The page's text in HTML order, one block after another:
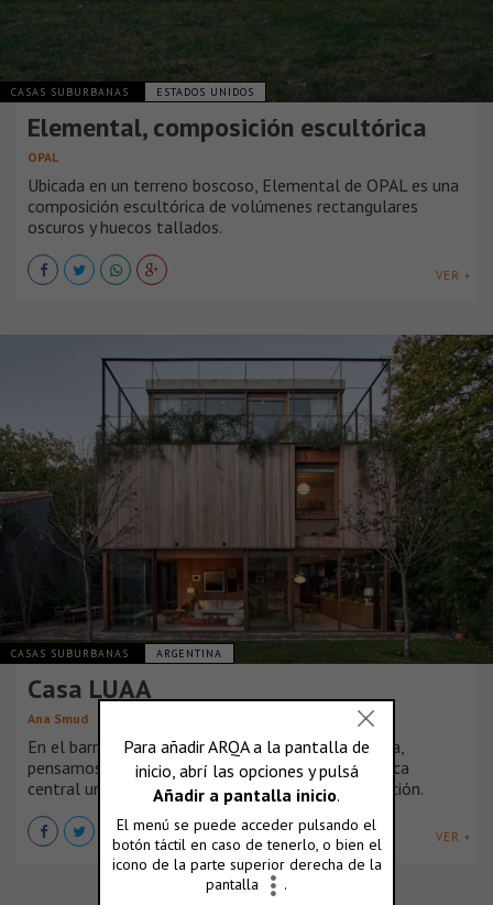
CASAS SUBURBANAS ESTADOS UNIDOS
Elemental, composición escultórica
OPAL
Ubicada en un terreno boscoso, Elemental de OPAL es una
composición escultórica de volúmenes rectangulares
oscuros y huecos tallados.
VER +
CASAS SUBURBANAS ARGENTINA
Casa LUAA
Ana Smud
En el barrio residencial de Vicente Lopez, Argentina,
pensamos una casa que tuviera como característica
central un vínculo fluido con el jardín y su vegetación.
VER +